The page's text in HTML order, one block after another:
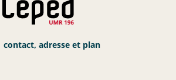
contact, adresse et plan